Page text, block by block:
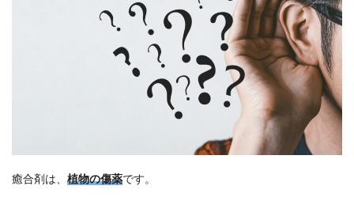
癒合剤は、 植物の傷薬です。